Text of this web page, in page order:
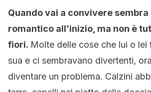
Quando vai a convivere
romantico all’inizio, ma non è
fiori. Molte delle cose che lui o lei
sua e ci sembravano divertenti,
diventare un problema. Calzini